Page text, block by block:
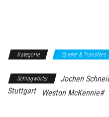
Kategorie Spieler & Transfers
Schlagwörter Jochen
Stuttgart
Weston McKennie#